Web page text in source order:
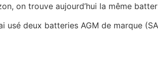
on trouve aujourd’hui la même
usé deux batteries AGM de marque